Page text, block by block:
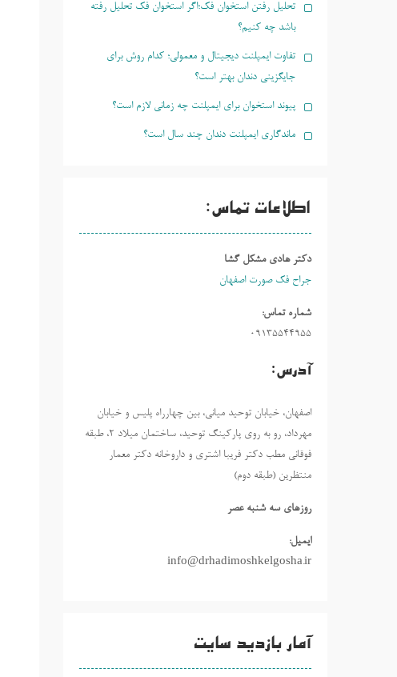
تحلیل رفتن استخوان فک؛اگر استخوان فک تحلیل رفته
باشد چه کنیم؟
تفاوت ایمپلنت دیجیتال و معمولی؛ کدام روش برای
جایگزینی دندان بهتر است؟
پیوند استخوان برای ایمپلنت چه زمانی لازم است؟
ماندگاری ایمپلنت دندان چند سال است؟
اطلاعات تماس:
دکتر هادی مشکل گشا
جراح فک صورت اصفهان
شماره تماس:
09135544955
آدرس:
اصفهان، خیابان توحید میانی، بین چهارراه پلیس و خیابان
مهرداد، رو به روی پارکینگ توحید، ساختمان میلاد ٢، طبقه
فوقانی مطب دکتر فریبا اشتری و داروخانه دکتر معمار
منتظرین (طبقه دوم)
روزهاي سه شنبه عصر
ایمیل:
info@drhadimoshkelgosha.ir
آمار بازدید سایت